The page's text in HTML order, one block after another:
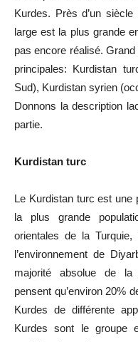
Kurdes. Près d’un siècle
large est la plus grande
pas encore réalisé.
principales: Kurdistan
Sud), Kurdistan syrien
Donnons la description
partie.
Kurdistan turc
Le Kurdistan turc est une
la plus grande
orientales de la
l’environnement de
majorité absolue de la
pensent qu’environ 20%
Kurdes de différente
Kurdes sont le groupe